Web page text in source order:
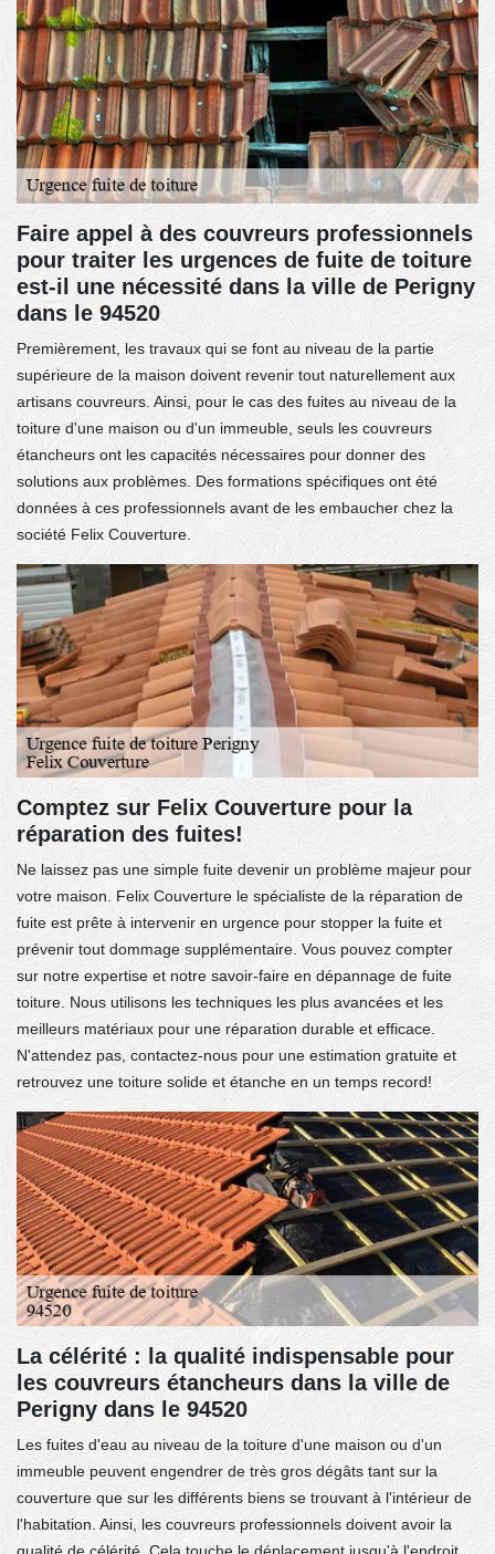
Faire appel à des couvreurs professionnels
pour traiter les urgences de fuite de toiture
est-il une nécessité dans la ville de Perigny
dans le 94520
Premièrement, les travaux qui se font au niveau de la partie
supérieure de la maison doivent revenir tout naturellement aux
artisans couvreurs. Ainsi, pour le cas des fuites au niveau de la
toiture d'une maison ou d'un immeuble, seuls les couvreurs
étancheurs ont les capacités nécessaires pour donner des
solutions aux problèmes. Des formations spécifiques ont été
données à ces professionnels avant de les embaucher chez la
société Felix Couverture.
Comptez sur Felix Couverture pour la
réparation des fuites!
Ne laissez pas une simple fuite devenir un problème majeur pour
votre maison. Felix Couverture le spécialiste de la réparation de
fuite est prête à intervenir en urgence pour stopper la fuite et
prévenir tout dommage supplémentaire. Vous pouvez compter
sur notre expertise et notre savoir-faire en dépannage de fuite
toiture. Nous utilisons les techniques les plus avancées et les
meilleurs matériaux pour une réparation durable et efficace.
N'attendez pas, contactez-nous pour une estimation gratuite et
retrouvez une toiture solide et étanche en un temps record!
La célérité : la qualité indispensable pour
les couvreurs étancheurs dans la ville de
Perigny dans le 94520
Les fuites d'eau au niveau de la toiture d'une maison ou d'un
immeuble peuvent engendrer de très gros dégâts tant sur la
couverture que sur les différents biens se trouvant à l'intérieur de
l'habitation. Ainsi, les couvreurs professionnels doivent avoir la